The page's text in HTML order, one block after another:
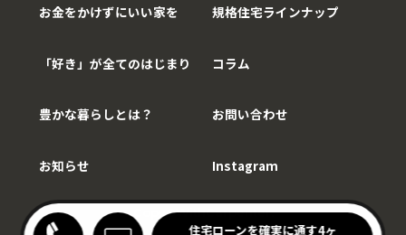
お金をかけずにいい家を
「好き」が全てのはじまり
豊かな暮らしとは？
お知らせ
規格住宅ラインナップ
コラム
お問い合わせ
Instagram
Copy©WithCarpenter.
キッチンの家見学会 住宅ローンを確実に通す4ヶ